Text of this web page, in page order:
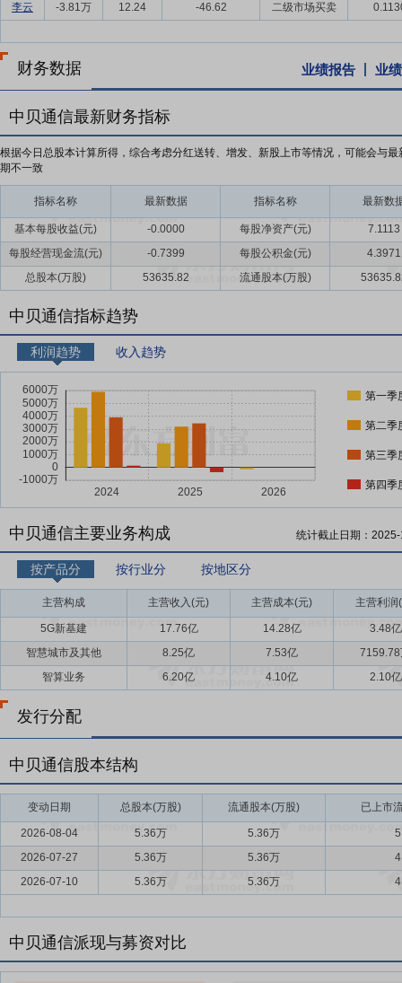
李云
-3.81万 12.24 -46.62 二级市场买卖
财务数据 业绩报告 业
中贝通信最新财务指标
根据今日总股本计算所得，综合考虑分红送转、增发、新股上市等情况，可能会与最
期不一致
指标名称 最新数据 指标名称 最新数
基本每股收益(元) -0.0000 每股净资产(元)
7.1113
每股经营现金流(元)
-0.7399 每股公积金(元)
4.3971
总股本(万股)
53635.82 流通股本(万股)
中贝通信指标趋势
利润趋势 收入趋势
第一季
第二季
第三季
第四季
中贝通信主要业务构成 统计截止日期：
按产品分 按行业分 按地区分
主营构成 主营收入(元) 主营成本(元) 主营利润
5G新基建 17.76亿 14.28亿
3.48亿
智慧城市及其他
8.25亿 7.53亿
7159.78
智算业务
6.20亿 4.10亿 2.10亿
发行分配
中贝通信股本结构
变动日期 总股本(万股) 流通股本(万股) 已上市
2026-08-04 5.36万 5.36万
2026-07-27
5.36万 5.36万
2026-07-10
5.36万 5.36万
中贝通信派现与募资对比